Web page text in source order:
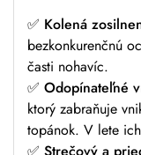
✅ Kolená
bezkonkurenčnú
časti nohavíc.
✅ Odopínateľné
ktorý zabraňuje
topánok. V lete
✅ Strečový a